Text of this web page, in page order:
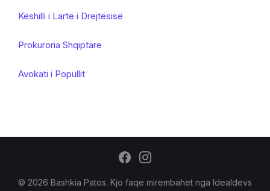
Këshilli i Lartë i Drejtësisë
Prokuroria Shqiptare
Avokati i Popullit
© 2026 Bashkia Patos. Kjo faqe mirembahet nga Idealdevs